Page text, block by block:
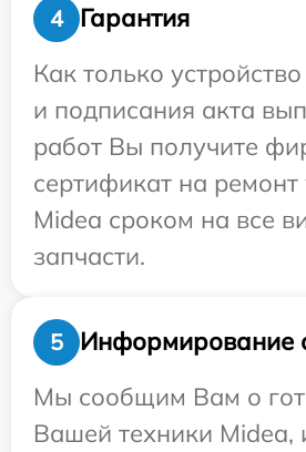
4
Гарантия
Как только
и подписания акта
работ Вы получите
сертификат на ремонт
Midea сроком на все
запчасти.
5
Информирование
Мы сообщим Вам о
Вашей техники Midea,